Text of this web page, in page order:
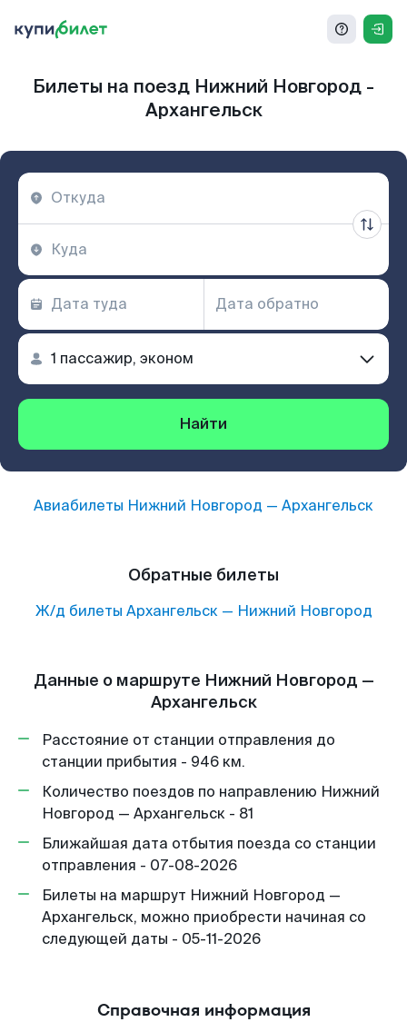
Билеты на поезд Нижний Новгород -
Архангельск
Найти
Авиабилеты Нижний Новгород — Архангельск
Обратные билеты
Ж/д билеты Архангельск— Нижний Новгород
Данные о маршруте Нижний Новгород —
Архангельск
Расстояние от станции отправления до
станции прибытия - 946 км.
Количество поездов по направлению Нижний
Новгород — Архангельск - 81
Ближайшая дата отбытия поезда со станции
отправления - 07-08-2026
Билеты на маршрут Нижний Новгород —
Архангельск, можно приобрести начиная со
следующей даты - 05-11-2026
Справочная информация